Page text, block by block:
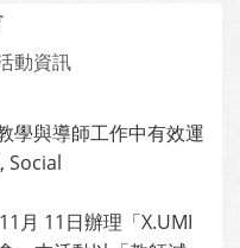
動資訊
學與導師工作中有效運
Social
11日辦理「X.UMI